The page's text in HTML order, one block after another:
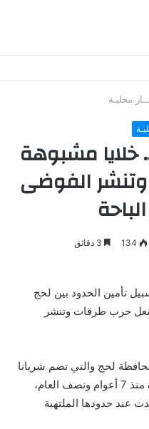
التصعيد الشعبي
محليـة
مشبوهة
الفوضى
134
تأمين الحدود بين لحج
حرب طرقات وتنشر
لحج والتي تضم شريانا
رئيسيا يؤدي إلى مدينة تعز المحاصرة منذ 7 أعوام ونصف العام،
عند حدودها الملتهبة